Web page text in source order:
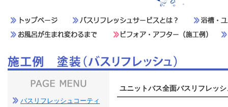
バスリフレッシュコーティ
ユニットバス全面バスリフレッ